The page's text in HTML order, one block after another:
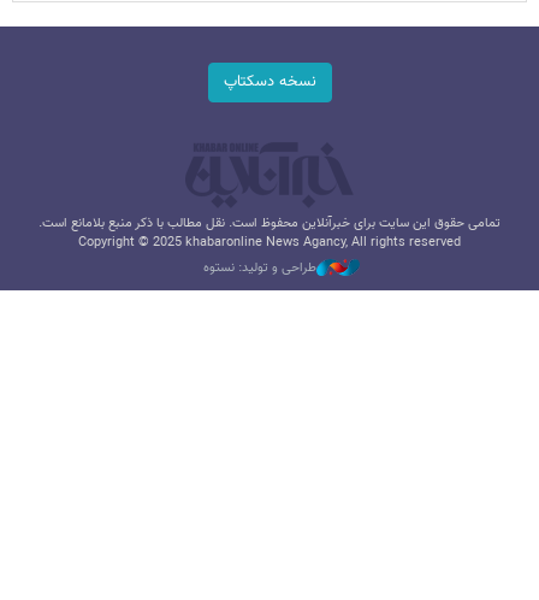
نسخه دسکتاپ
تمامی حقوق این سایت برای خبرآنلاین محفوظ است. نقل مطالب با ذکر منبع بلامانع است.
Copyright © 2025 khabaronline News Agancy, All rights reserved
طراحی و تولید: نستوه